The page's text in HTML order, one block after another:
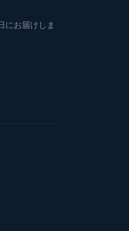
にお届けしま